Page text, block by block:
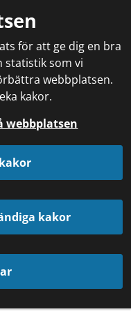
för att ge dig en bra
statistik som vi
webbplatsen.
kakor.
webbplatsen
kakor